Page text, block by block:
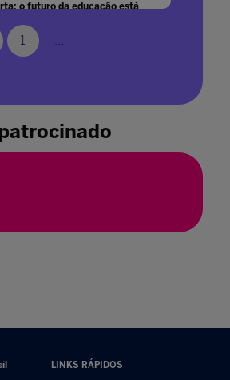
o futuro da educação está
1
LINKS RÁPIDOS